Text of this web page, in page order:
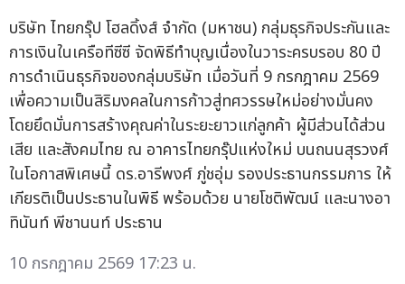
บริษัท ไทยกรุ๊ป โฮลดิ้งส์ จำกัด (มหาชน) กลุ่มธุรกิจประกันและ
การเงินในเครือทีซีซี จัดพิธีทำบุญเนื่องในวาระครบรอบ 80 ปี
การดำเนินธุรกิจของกลุ่มบริษัท เมื่อวันที่ 9 กรกฎาคม 2569
เพื่อความเป็นสิริมงคลในการก้าวสู่ทศวรรษใหม่อย่างมั่นคง
โดยยึดมั่นการสร้างคุณค่าในระยะยาวแก่ลูกค้า ผู้มีส่วนได้ส่วน
เสีย และสังคมไทย ณ อาคารไทยกรุ๊ปแห่งใหม่ บนถนนสุรวงศ์
ในโอกาสพิเศษนี้ ดร.อารีพงศ์ ภู่ชอุ่ม รองประธานกรรมการ ให้
เกียรติเป็นประธานในพิธี พร้อมด้วย นายโชติพัฒน์ และนางอา
ทินันท์ พีชานนท์ ประธาน
10 กรกฎาคม 2569 17:23 น.